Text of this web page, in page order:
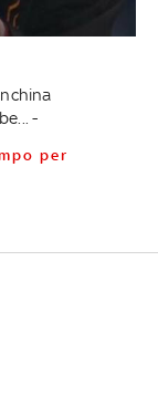
-